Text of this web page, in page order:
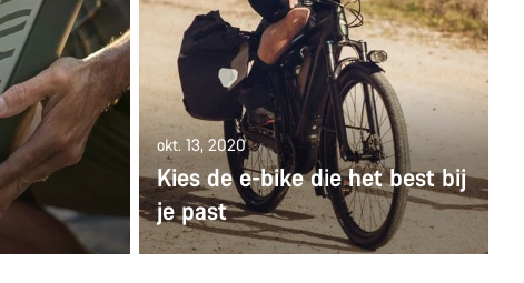
okt. 13, 2020
Kies de e-bike die het best bij
je past